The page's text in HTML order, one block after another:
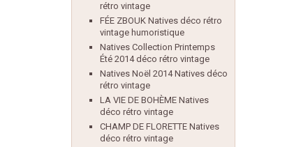
rétro vintage
FÉE ZBOUK Natives déco rétro
vintage humoristique
Natives Collection Printemps
Été 2014 déco rétro vintage
Natives Noël 2014 Natives déco
rétro vintage
LA VIE DE BOHÈME Natives
déco rétro vintage
CHAMP DE FLORETTE Natives
déco rétro vintage